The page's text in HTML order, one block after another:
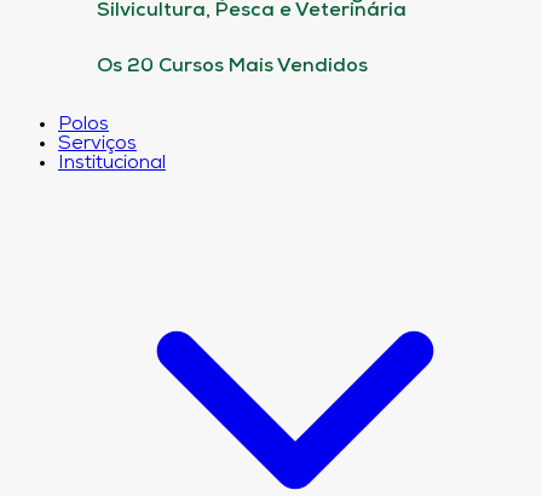
Silvicultura, Pesca e Veterinária
Os 20 Cursos Mais Vendidos
Polos
Serviços
Institucional